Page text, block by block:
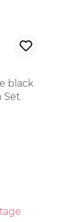
black
Set